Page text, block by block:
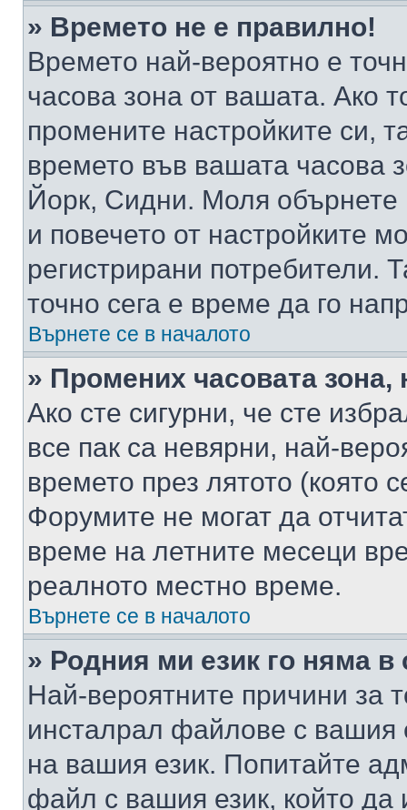
» Времето не е правилно!
Времето най-вероятно е
часова зона от вашата. Ако
промените настройките си,
времето във вашата
Йорк, Сидни. Моля обърнете
и повечето от настройките
регистрирани потребители.
точно сега е време да го
Върнете се в началото
» Промених часовата
Ако сте сигурни, че сте
все пак са невярни, най-
времето през лятото (която
Форумите не могат да
време на летните месеци
реалното местно време.
Върнете се в началото
» Родния ми език го няма в
Най-вероятните причини за
инсталрал файлове с вашия
на вашия език. Попитайте
файл с вашия език, който да